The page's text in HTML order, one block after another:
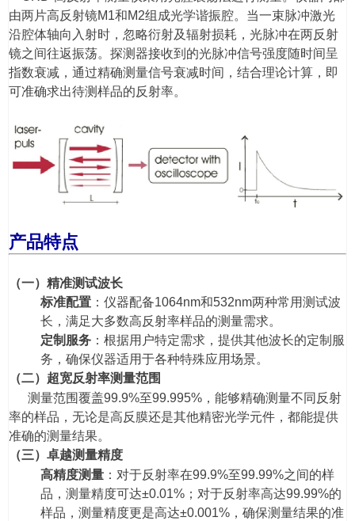
由两片高反射镜M1和M2组成光学谐振腔。当一束脉冲激光
沿腔体轴向入射时，忽略衍射及辐射损耗，光脉冲在两反射
镜之间往返振荡。探测器接收到的光脉冲信号强度随时间呈
指数衰减，通过精确测量信号衰减时间，结合理论计算，即
可准确求出待测样品的反射率。
产品特点
（一）精准测试波长
标准配置 ：仪器配备1064nm和532nm两种常用测试波
长，满足大多数高反射率样品的测量需求。
定制服务 ：根据用户特定需求，提供其他波长的定制服
务，确保仪器适用于各种特殊应用场景。
（二）超宽反射率测量范围
测量范围覆盖99.9%至99.995%，能够精确测量不同反射
率的样品，无论是高反膜还是其他精密光学元件，都能提供
准确的测量结果。
（三）卓越测量精度
高精度测量 ：对于反射率在99.9%至99.99%之间的样
品，测量精度可达±0.01%；对于反射率高达99.99%的
样品，测量精度更是高达±0.001%，确保测量结果的准